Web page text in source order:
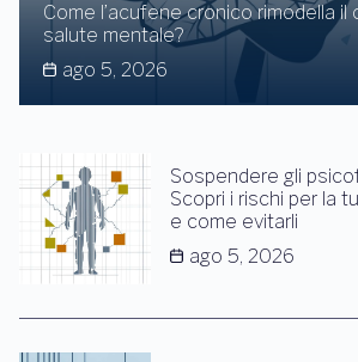
Come l’acufene cronico rimodella il
salute mentale?
ago 5, 2026
Sospendere gli
Scopri i rischi per la
e come evitarli
ago 5, 2026